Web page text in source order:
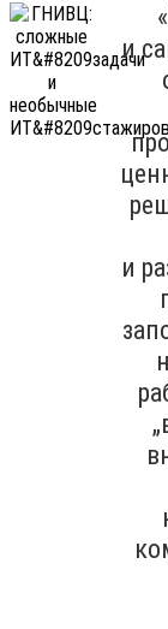
и
и